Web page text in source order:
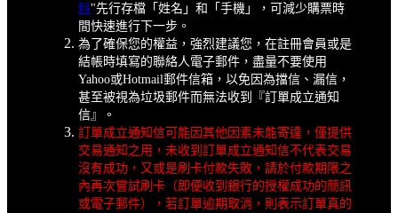
料"先行存檔「姓名」和「手機」，可減少購票時
間快速進行下一步。
為了確保您的權益，強烈建議您，在註冊會員或是
結帳時填寫的聯絡人電子郵件，盡量不要使用
Yahoo或Hotmail郵件信箱，以免因為擋信、漏信，
甚至被視為垃圾郵件而無法收到『訂單成立通知
信』。
訂單成立通知信可能因其他因素未能寄達，僅提供
交易通知之用，未收到訂單成立通知信不代表交易
沒有成功，又或是刷卡付款失敗，請於付款期限之
內再次嘗試刷卡（即便收到銀行的授權成功的簡訊
或電子郵件），若訂單逾期取消，則表示訂單真的